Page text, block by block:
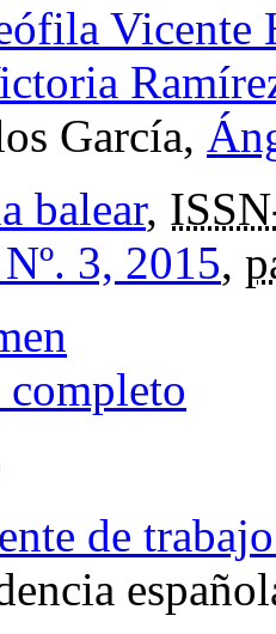
Vicente
García,
balear,
3, 2015,
de